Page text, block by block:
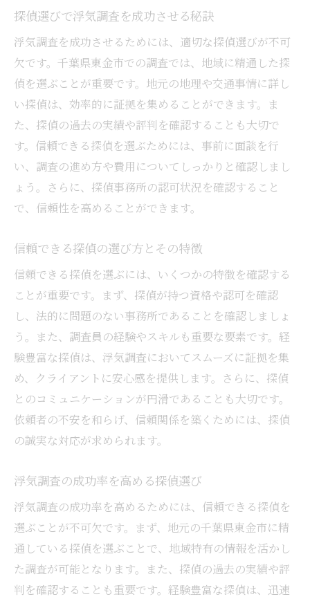
探偵選びで浮気調査を成功させる秘訣
浮気調査を成功させるためには、適切な探偵選びが不可
欠です。千葉県東金市での調査では、地域に精通した探
偵を選ぶことが重要です。地元の地理や交通事情に詳し
い探偵は、効率的に証拠を集めることができます。ま
た、探偵の過去の実績や評判を確認することも大切で
す。信頼できる探偵を選ぶためには、事前に面談を行
い、調査の進め方や費用についてしっかりと確認しまし
ょう。さらに、探偵事務所の認可状況を確認すること
で、信頼性を高めることができます。
信頼できる探偵の選び方とその特徴
信頼できる探偵を選ぶには、いくつかの特徴を確認する
ことが重要です。まず、探偵が持つ資格や認可を確認
し、法的に問題のない事務所であることを確認しましょ
う。また、調査員の経験やスキルも重要な要素です。経
験豊富な探偵は、浮気調査においてスムーズに証拠を集
め、クライアントに安心感を提供します。さらに、探偵
とのコミュニケーションが円滑であることも大切です。
依頼者の不安を和らげ、信頼関係を築くためには、探偵
の誠実な対応が求められます。
浮気調査の成功率を高める探偵選び
浮気調査の成功率を高めるためには、信頼できる探偵を
選ぶことが不可欠です。まず、地元の千葉県東金市に精
通している探偵を選ぶことで、地域特有の情報を活かし
た調査が可能となります。また、探偵の過去の実績や評
判を確認することも重要です。経験豊富な探偵は、迅速